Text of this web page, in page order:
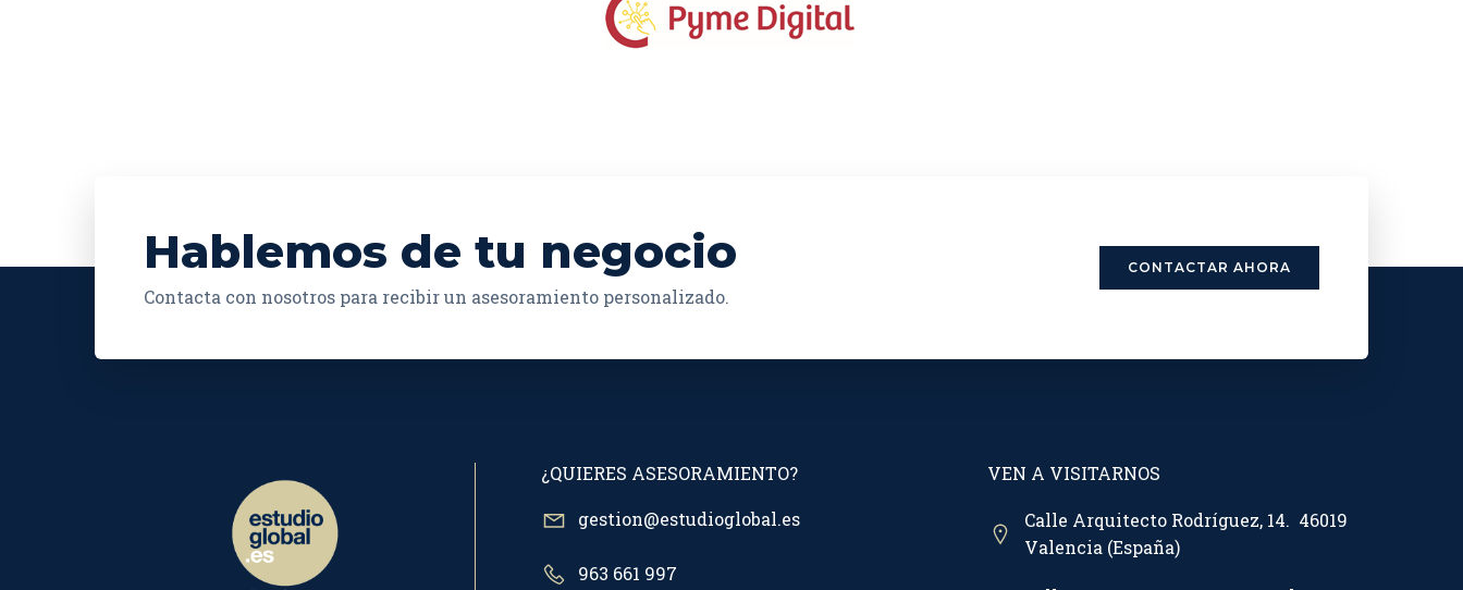
Hablemos de tu negocio
Contacta con nosotros para recibir un asesoramiento personalizado.
CONTACTAR AHORA
¿QUIERES ASESORAMIENTO?
gestion@estudioglobal.es
963 661 997
VEN A VISITARNOS
Calle Arquitecto Rodríguez, 14. 46019
Valencia (España)